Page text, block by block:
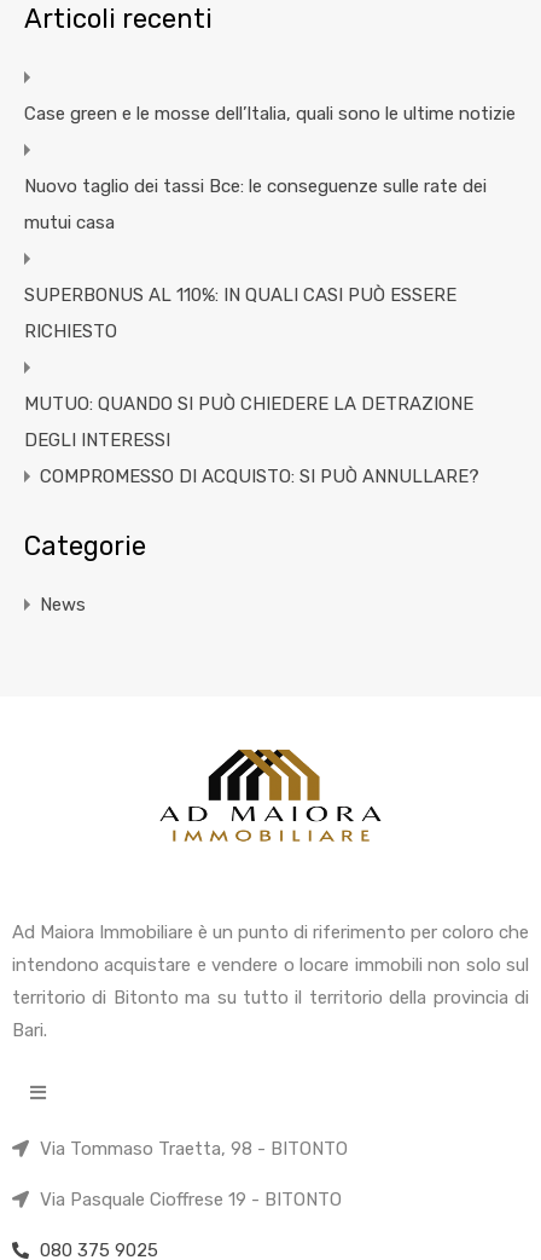
Articoli recenti
Case green e le mosse dell’Italia, quali sono le ultime notizie
Nuovo taglio dei tassi Bce: le conseguenze sulle rate dei
mutui casa
SUPERBONUS AL 110%: IN QUALI CASI PUÒ ESSERE
RICHIESTO
MUTUO: QUANDO SI PUÒ CHIEDERE LA DETRAZIONE
DEGLI INTERESSI
COMPROMESSO DI ACQUISTO: SI PUÒ ANNULLARE?
Categorie
News
Ad Maiora Immobiliare è un punto di riferimento per coloro che
intendono acquistare e vendere o locare immobili non solo sul
territorio di Bitonto ma su tutto il territorio della provincia di
Bari.
Via Tommaso Traetta, 98 - BITONTO
Via Pasquale Cioffrese 19 - BITONTO
080 375 9025